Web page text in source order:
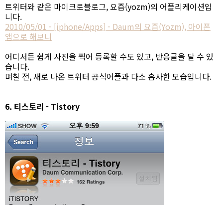
트위터와 같은 마이크로블로그, 요즘(yozm)의 어플리케이션입
니다.
2010/05/01 - [iphone/Apps] - Daum의 요즘(Yozm), 아이폰
앱으로 해보니
어디서든 쉽게 사진을 찍어 등록할 수도 있고, 반응글을 달 수 있
습니다.
며칠 전, 새로 나온 트위터 공식어플과 다소 흡사한 모습입니다.
6. 티스토리 - Tistory